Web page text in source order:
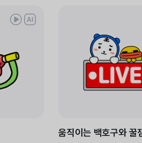
움직이는 백호구와 꿀